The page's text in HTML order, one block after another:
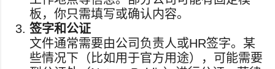
板，你只需填写或确认内容。
签字和公证
文件通常需要由公司负责人或HR签字。某
些情况下（比如用于官方用途），可能需要